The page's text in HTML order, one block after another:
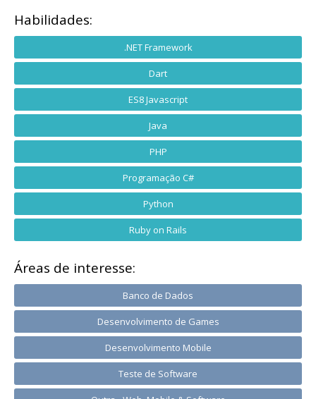
Habilidades:
.NET Framework
Dart
ES8 Javascript
Java
PHP
Programação C#
Python
Ruby on Rails
Áreas de interesse:
Banco de Dados
Desenvolvimento de Games
Desenvolvimento Mobile
Teste de Software